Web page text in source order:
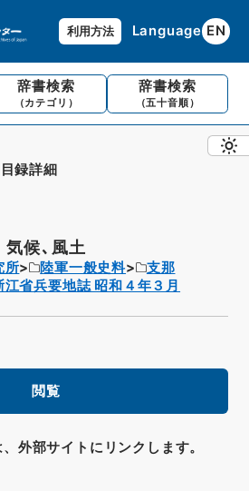
利用方法 Language EN
辞書検索
（カテゴリ）
辞書検索
（五十音順）
目録詳細
候､風土
所 陸軍一般史料
支那
江省兵要地誌 昭和４年３月
閲覧
外部サイトにリンクします。